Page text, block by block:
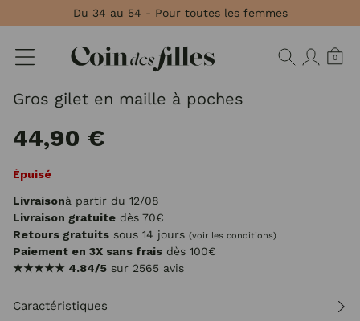
Du 34 au 54 - Pour toutes les femmes
0
Gros gilet en maille à poches
44,90 €
Épuisé
Livraisonà partir du 12/08
Livraison gratuite dès 70€
Retours gratuits sous 14 jours (voir les conditions)
Paiement en 3X sans frais dès 100€
★★★★★ 4.84/5 sur 2565 avis
Caractéristiques
Panneau de gestion des cookies